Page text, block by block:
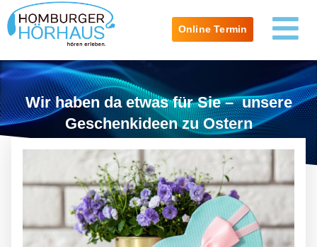
Online Termin
Wir haben da etwas für Sie – unsere
Geschenkideen zu Ostern